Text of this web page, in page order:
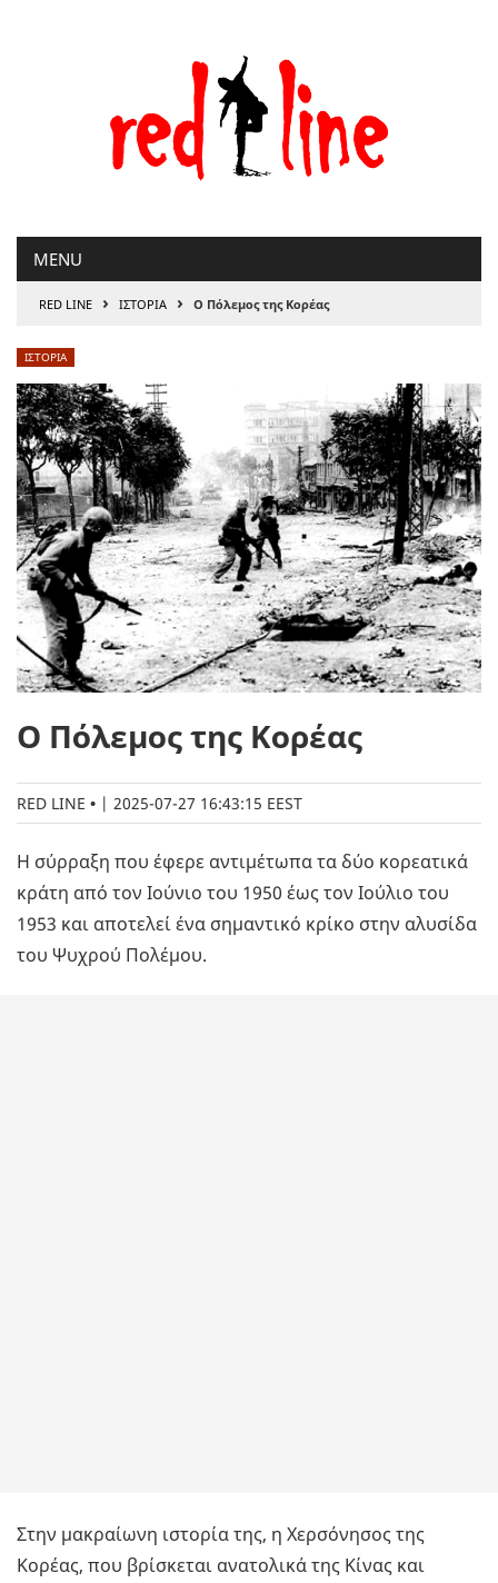
MENU
RED LINE › ΙΣΤΟΡΙΑ › Ο Πόλεμος της Κορέας
ΙΣΤΟΡΙΑ
Ο Πόλεμος της Κορέας
RED LINE | 2025-07-27 16:43:15 EEST
Η σύρραξη που έφερε αντιμέτωπα τα δύο κορεατικά
κράτη από τον Ιούνιο του 1950 έως τον Ιούλιο του
1953 και αποτελεί ένα σημαντικό κρίκο στην αλυσίδα
του Ψυχρού Πολέμου.
Στην μακραίωνη ιστορία της, η Χερσόνησος της
Κορέας, που βρίσκεται ανατολικά της Κίνας και